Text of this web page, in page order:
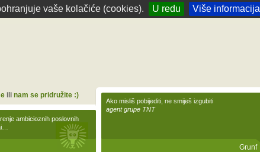
vaše kolačiće (cookies). U redu Više informacija
ambicioznih poslovnih
ili nam se pridružite :)
Ako misliš pobijediti, ne smiješ izgubiti
agent grupe TNT
Grunf